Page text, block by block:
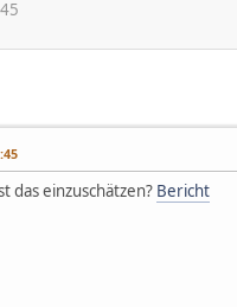
das einzuschätzen? Bericht